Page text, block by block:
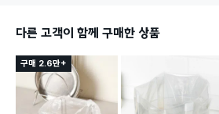
다른 고객이 함께 구매한 상품
구매 2.6만+